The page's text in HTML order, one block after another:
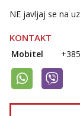
NE javljaj se na
KONTAKT
Mobitel